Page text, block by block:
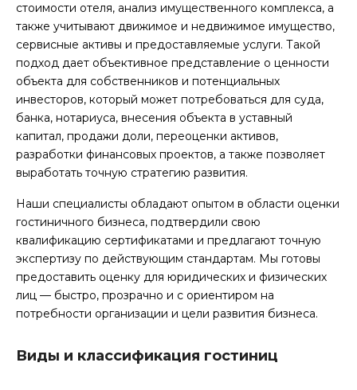
стоимости отеля, анализ имущественного комплекса, а
также учитывают движимое и недвижимое имущество,
сервисные активы и предоставляемые услуги. Такой
подход дает объективное представление о ценности
объекта для собственников и потенциальных
инвесторов, который может потребоваться для суда,
банка, нотариуса, внесения объекта в уставный
капитал, продажи доли, переоценки активов,
разработки финансовых проектов, а также позволяет
выработать точную стратегию развития.
Наши специалисты обладают опытом в области оценки
гостиничного бизнеса, подтвердили свою
квалификацию сертификатами и предлагают точную
экспертизу по действующим стандартам. Мы готовы
предоставить оценку для юридических и физических
лиц — быстро, прозрачно и с ориентиром на
потребности организации и цели развития бизнеса.
Виды и классификация гостиниц